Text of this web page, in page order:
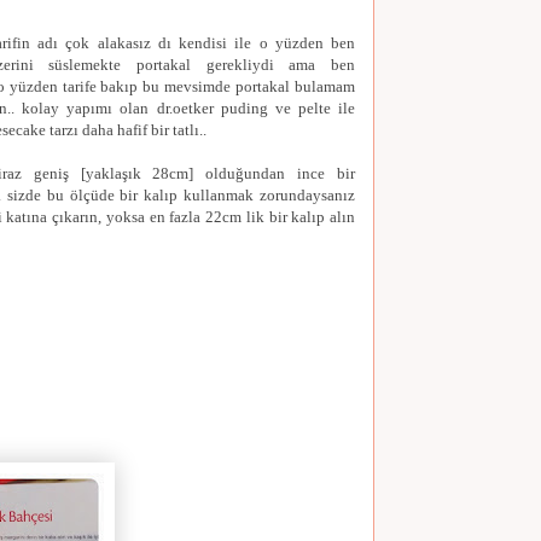
adı çok alakasız dı kendisi ile o yüzden ben
süslemekte portakal gerekliydi ama ben
yüzden tarife bakıp bu mevsimde portakal bulamam
kolay yapımı olan dr.oetker puding ve pelte ile
tarzı daha hafif bir tatlı..
geniş [yaklaşık 28cm] olduğundan ince bir
bu ölçüde bir kalıp kullanmak zorundaysanız
çıkarın, yoksa en fazla 22cm lik bir kalıp alın